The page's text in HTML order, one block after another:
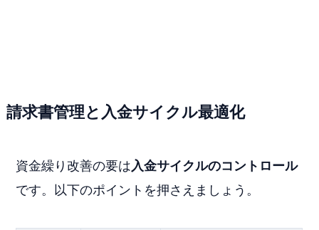
請求書管理と入金サイクル最適化
資金繰り改善の要は入金サイクルのコントロール
です。以下のポイントを押さえましょう。